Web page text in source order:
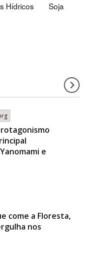
Hídricos
Soja
e
come a Floresta,
nos